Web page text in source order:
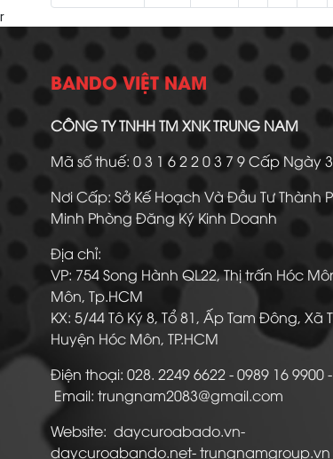
r
BANDO VIỆT NAM
CÔNG TY TNHH TM XNK TRUNG NAM
Mã số thuế: 0 3 1 6 2 2 0 3 7 9 Cấp Ngày
Nơi Cấp: Sở Kế Hoạch Và Đầu Tư Thành
Minh Phòng Đăng Ký Kinh Doanh
Địa chỉ:
VP: 754 Song Hành QL22, Thị trấn Hóc
Môn, Tp.HCM
KX: 5/44 Tô Ký 8, Tổ 81, Ấp Tam Đông, Xã
Huyện Hóc Môn, TP.HCM
Điện thoại: 028. 2249 6622 - 0989
Email: trungnam2083@gmail.com
Website: daycuroabado.vn-
daycuroabando.net- trungnamgroup.vn